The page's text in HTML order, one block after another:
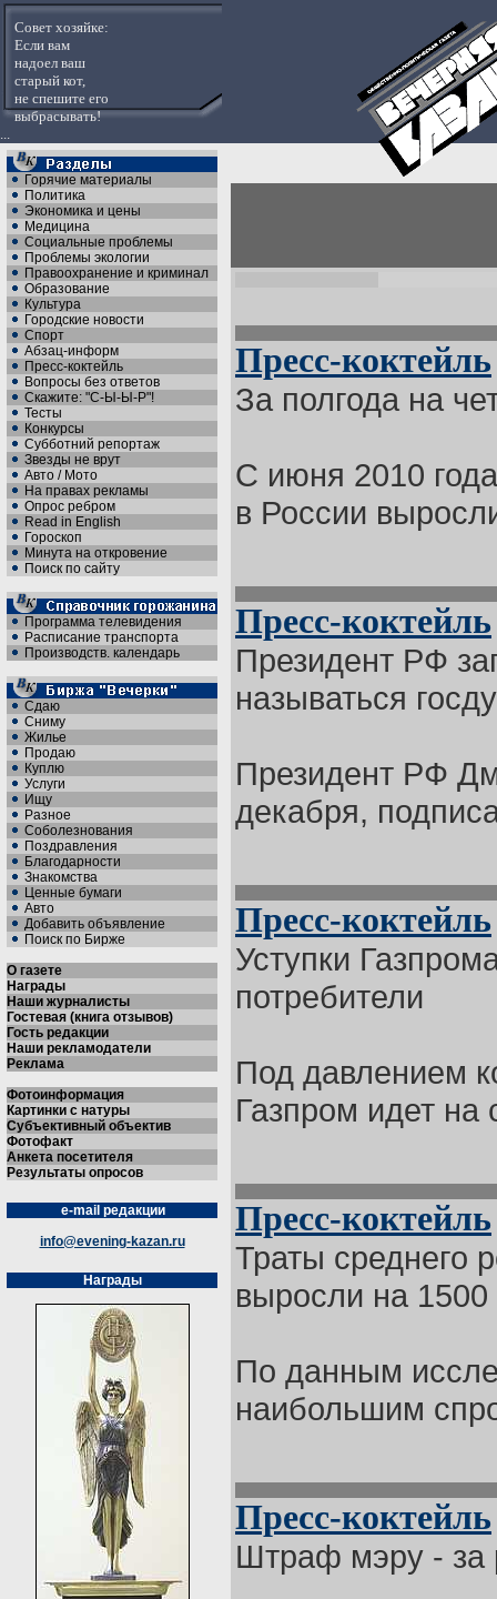
Совет хозяйке:
Если вам
надоел ваш
старый кот,
не спешите его
выбрасывать!
...
Горячие материалы
Политика
Экономика и цены
Медицина
Социальные проблемы
Проблемы экологии
Правоохранение и криминал
Образование
Культура
Городские новости
Спорт
Абзац-информ
Пресс-коктейль
Вопросы без ответов
Скажите: "С-Ы-Ы-Р"!
Тесты
Конкурсы
Субботний репортаж
Звезды не врут
Авто / Мото
На правах рекламы
Опрос ребром
Read in English
Гороскоп
Минута на откровение
Поиск по сайту
Программа телевидения
Расписание транспорта
Производств. календарь
Сдаю
Сниму
Жилье
Продаю
Куплю
Услуги
Ищу
Разное
Соболезнования
Поздравления
Благодарности
Знакомства
Ценные бумаги
Авто
Добавить объявление
Поиск по Бирже
О газете
Награды
Наши журналисты
Гостевая (книга отзывов)
Гость редакции
Наши рекламодатели
Реклама
Фотоинформация
Картинки с натуры
Субъективный объектив
Фотофакт
Анкета посетителя
Результаты опросов
e-mail редакции
info@evening-kazan.ru
Награды
Пресс-коктейль
За полгода на
С июня 2010
в России
Пресс-коктейль
Президент РФ
называться
Президент РФ
декабря,
Пресс-коктейль
Уступки
потребители
Под давлением
Газпром идет
Пресс-коктейль
Траты среднего
выросли на 1500
По данным
наибольшим
Пресс-коктейль
Штраф мэру - за